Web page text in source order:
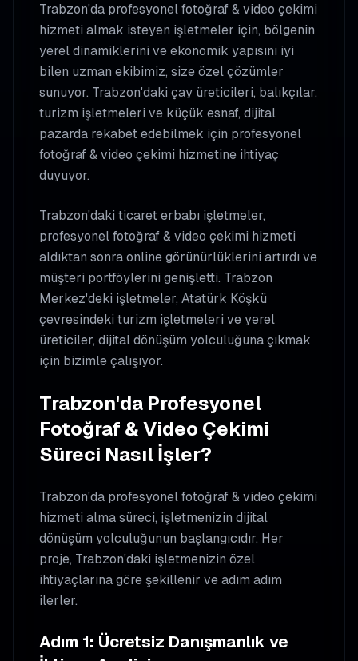
Trabzon'da profesyonel fotoğraf & video çekimi
hizmeti almak isteyen işletmeler için, bölgenin
yerel dinamiklerini ve ekonomik yapısını iyi
bilen uzman ekibimiz, size özel çözümler
sunuyor. Trabzon'daki çay üreticileri, balıkçılar,
turizm işletmeleri ve küçük esnaf, dijital
pazarda rekabet edebilmek için profesyonel
fotoğraf & video çekimi hizmetine ihtiyaç
duyuyor.
Trabzon'daki ticaret erbabı işletmeler,
profesyonel fotoğraf & video çekimi hizmeti
aldıktan sonra online görünürlüklerini artırdı ve
müşteri portföylerini genişletti. Trabzon
Merkez'deki işletmeler, Atatürk Köşkü
çevresindeki turizm işletmeleri ve yerel
üreticiler, dijital dönüşüm yolculuğuna çıkmak
için bizimle çalışıyor.
Trabzon'da Profesyonel
Fotoğraf & Video Çekimi
Süreci Nasıl İşler?
Trabzon'da profesyonel fotoğraf & video çekimi
hizmeti alma süreci, işletmenizin dijital
dönüşüm yolculuğunun başlangıcıdır. Her
proje, Trabzon'daki işletmenizin özel
ihtiyaçlarına göre şekillenir ve adım adım
ilerler.
Adım 1: Ücretsiz Danışmanlık ve